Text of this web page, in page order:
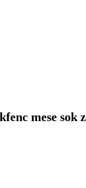
mese sok